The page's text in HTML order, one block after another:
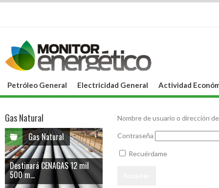
Petróleo General Electricidad General Actividad
Nombre de usuario o dirección
Contraseña
Recuérdame
Gas Natural
Gas Natural
Destinará CENAGAS 12 mil
500 m...